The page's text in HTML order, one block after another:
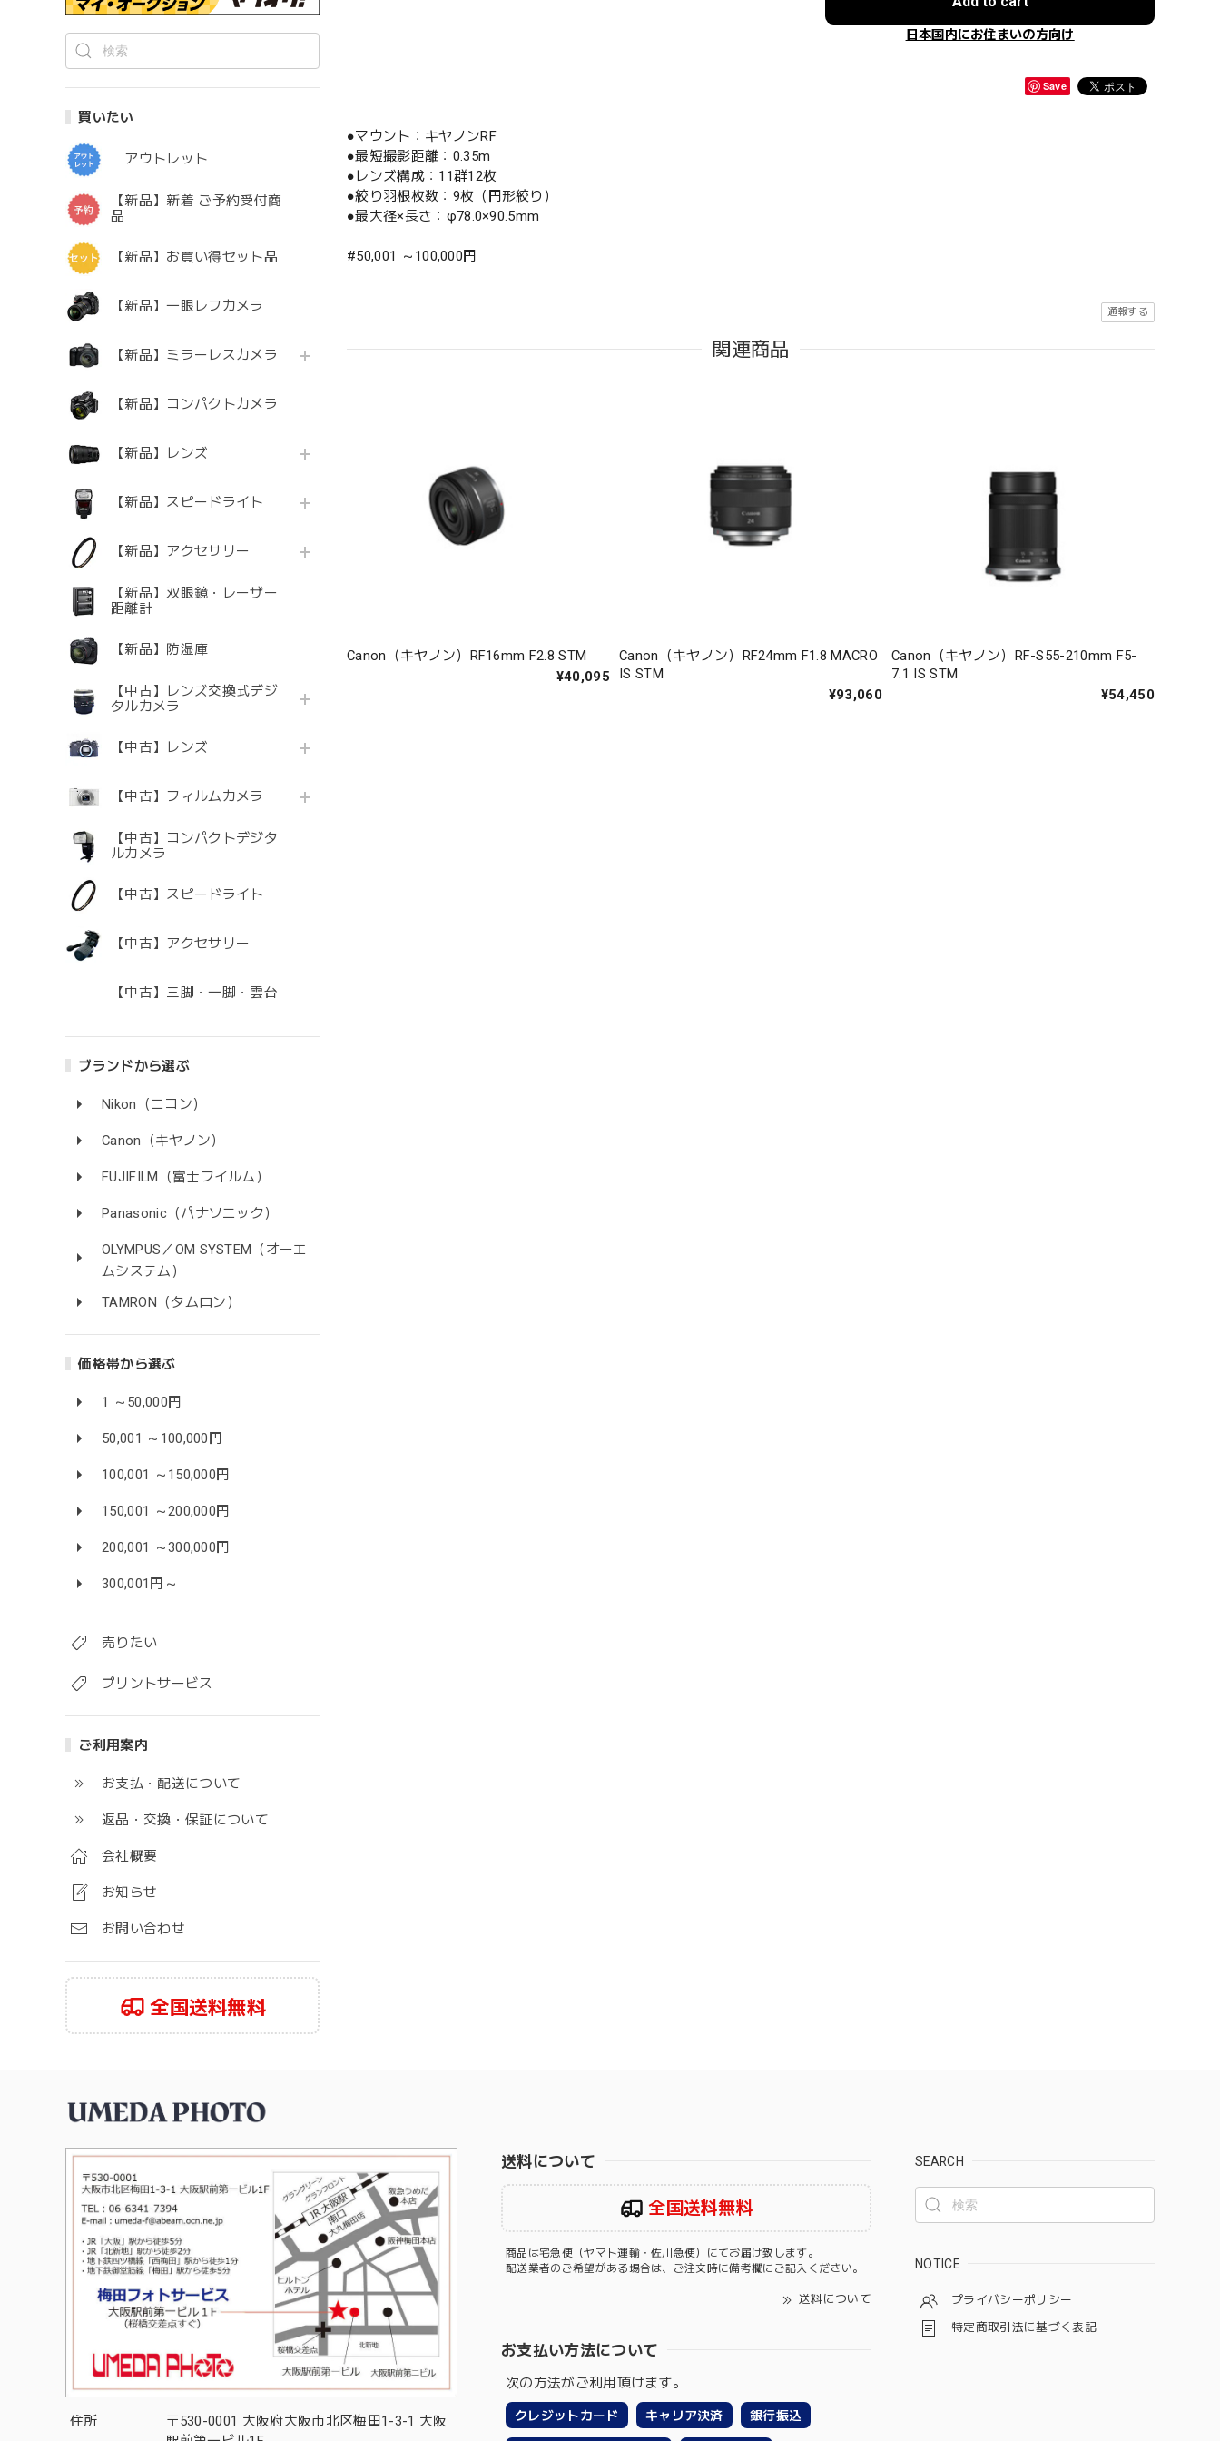
買いたい
アウトレット
【新品】新着 ご予約受付商
品
【新品】お買い得セット品
【新品】一眼レフカメラ
【新品】ミラーレスカメラ
【新品】コンパクトカメラ
【新品】レンズ
【新品】スピードライト
【新品】アクセサリー
【新品】双眼鏡・レーザー
距離計
【新品】防湿庫
【中古】レンズ交換式デジ
タルカメラ
【中古】レンズ
【中古】フィルムカメラ
【中古】コンパクトデジタ
ルカメラ
【中古】スピードライト
【中古】アクセサリー
【中古】三脚・一脚・雲台
ブランドから選ぶ
Nikon（ニコン）
Canon（キヤノン）
FUJIFILM（富士フイルム）
Panasonic（パナソニック）
OLYMPUS／OM SYSTEM（オーエ
ムシステム）
TAMRON（タムロン）
価格帯から選ぶ
1 ～50,000円
50,001 ～100,000円
100,001 ～150,000円
150,001 ～200,000円
200,001 ～300,000円
300,001円～
売りたい
プリントサービス
ご利用案内
お支払・配送について
返品・交換・保証について
会社概要
お知らせ
お問い合わせ
全国送料無料
日本国内にお住まいの方向け
Save
●マウント：キヤノンRF
●最短撮影距離：0.35m
●レンズ構成：11群12枚
●絞り羽根枚数：9枚（円形絞り）
●最大径×長さ：φ78.0×90.5mm
#50,001 ～100,000円
通報する
関連商品
Canon（キヤノン）RF16mm F2.8 STM
¥40,095
Canon（キヤノン）RF24mm F1.8 MACRO
IS STM
¥93,060
Canon（キヤノン）RF-S55-210mm F5-
7.1 IS STM
¥54,450
住所
〒530-0001 大阪府大阪市北区梅田1-3-1 大阪
送料について
全国送料無料
商品は宅急便（ヤマト運輸・佐川急便）にてお届け致します。
配送業者のご希望がある場合は、ご注文時に備考欄にご記入ください。
送料について
お支払い方法について
次の方法がご利用頂けます。
クレジットカード キャリア決済 銀行振込
SEARCH
NOTICE
プライバシーポリシー
特定商取引法に基づく表記